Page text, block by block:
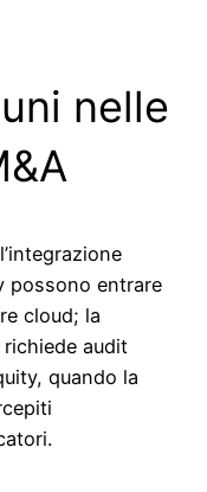
nelle
possono entrare
cloud; la
audit
quando la